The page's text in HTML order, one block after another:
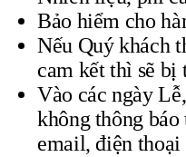
Bảo hiểm cho
Nếu Quý khách
cam kết thì sẽ
Vào các ngày
không thông
email, điện